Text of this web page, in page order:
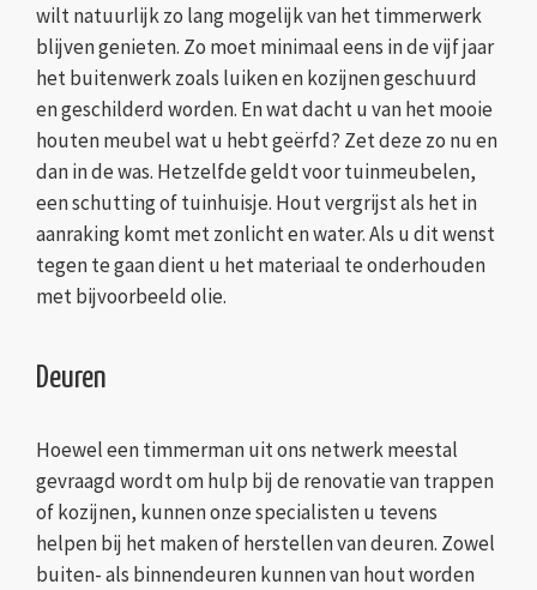
wilt natuurlijk zo lang mogelijk van het timmerwerk
blijven genieten. Zo moet minimaal eens in de vijf jaar
het buitenwerk zoals luiken en kozijnen geschuurd
en geschilderd worden. En wat dacht u van het mooie
houten meubel wat u hebt geërfd? Zet deze zo nu en
dan in de was. Hetzelfde geldt voor tuinmeubelen,
een schutting of tuinhuisje. Hout vergrijst als het in
aanraking komt met zonlicht en water. Als u dit wenst
tegen te gaan dient u het materiaal te onderhouden
met bijvoorbeeld olie.
Deuren
Hoewel een timmerman uit ons netwerk meestal
gevraagd wordt om hulp bij de renovatie van trappen
of kozijnen, kunnen onze specialisten u tevens
helpen bij het maken of herstellen van deuren. Zowel
buiten- als binnendeuren kunnen van hout worden